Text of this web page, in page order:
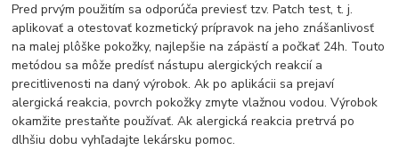
Pred prvým použitím sa odporúča previesť tzv. Patch test, t. j.
aplikovať a otestovať kozmetický prípravok na jeho znášanlivosť
na malej plôške pokožky, najlepšie na zápästí a počkať 24h. Touto
metódou sa môže predísť nástupu alergických reakcií a
precitlivenosti na daný výrobok. Ak po aplikácii sa prejaví
alergická reakcia, povrch pokožky zmyte vlažnou vodou. Výrobok
okamžite prestaňte používať. Ak alergická reakcia pretrvá po
dlhšiu dobu vyhľadajte lekársku pomoc.